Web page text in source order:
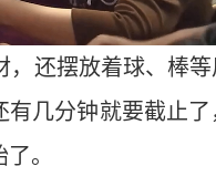
还摆放着球、棒
几分钟就要截止
。